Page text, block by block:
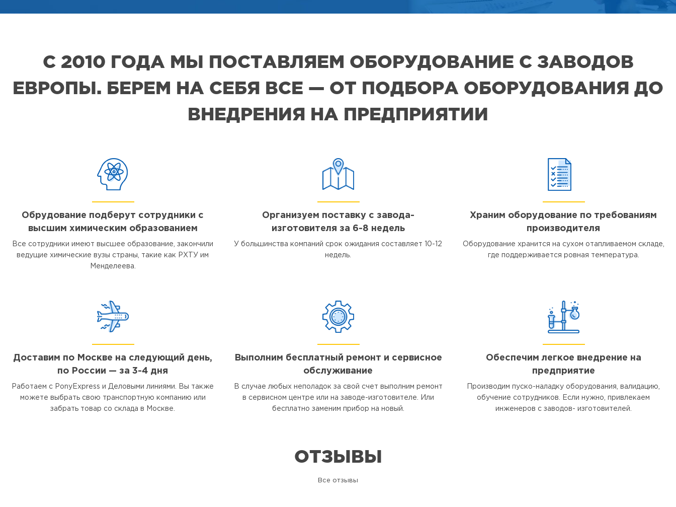
С 2010 ГОДА МЫ ПОСТАВЛЯЕМ ОБОРУДОВАНИЕ С ЗАВОДОВ
ЕВРОПЫ. БЕРЕМ НА СЕБЯ ВСЕ — ОТ ПОДБОРА ОБОРУДОВАНИЯ ДО
ВНЕДРЕНИЯ НА ПРЕДПРИЯТИИ
Обрудование подберут сотрудники с
высшим химическим образованием
Все сотрудники имеют высшее образование, закончили
ведущие химические вузы страны, такие как РХТУ им
Менделеева.
Организуем поставку с завода-
изготовителя за 6-8 недель
У большинства компаний срок ожидания составляет 10-12
недель.
Храним оборудование по требованиям
производителя
Оборудование хранится на сухом отапливаемом складе,
где поддерживается ровная температура.
Доставим по Москве на следующий день,
по России — за 3-4 дня
Работаем с PonyExpress и Деловыми линиями. Вы также
можете выбрать свою транспортную компанию или
забрать товар со склада в Москве.
Выполним бесплатный ремонт и сервисное
обслуживание
В случае любых неполадок за свой счет выполним ремонт
в сервисном центре или на заводе-изготовителе. Или
бесплатно заменим прибор на новый.
Обеспечим легкое внедрение на
предприятие
Производим пуско-наладку оборудования, валидацию,
обучение сотрудников. Если нужно, привлекаем
инженеров с заводов- изготовителей.
ОТЗЫВЫ
Все отзывы